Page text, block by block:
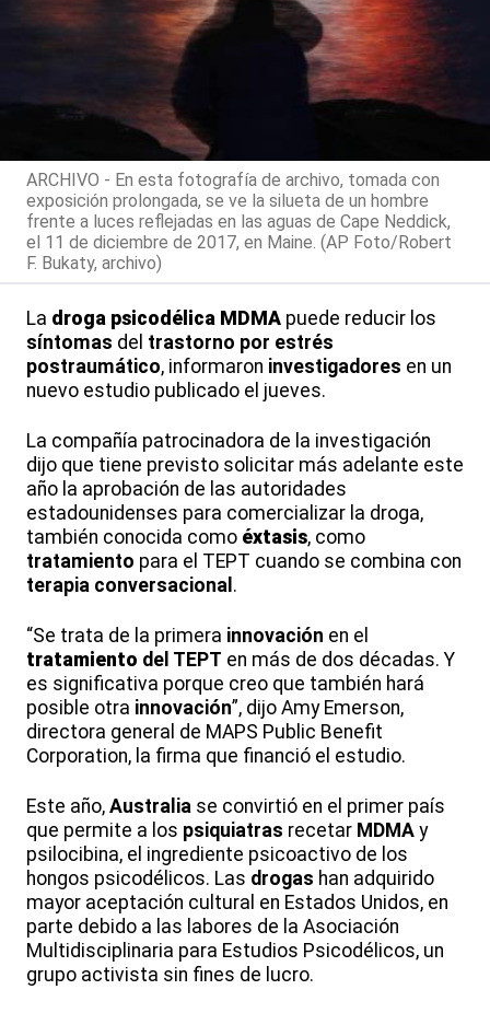
ARCHIVO - En esta fotografía de archivo, tomada con
exposición prolongada, se ve la silueta de un hombre
frente a luces reflejadas en las aguas de Cape Neddick,
el 11 de diciembre de 2017, en Maine. (AP Foto/Robert
F. Bukaty, archivo)
La droga psicodélica MDMA puede reducir los
síntomas del trastorno por estrés
postraumático, informaron investigadores en un
nuevo estudio publicado el jueves.
La compañía patrocinadora de la investigación
dijo que tiene previsto solicitar más adelante este
año la aprobación de las autoridades
estadounidenses para comercializar la droga,
también conocida como éxtasis, como
tratamiento para el TEPT cuando se combina con
terapia conversacional .
“Se trata de la primera innovación en el
tratamiento del TEPT en más de dos décadas. Y
es significativa porque creo que también hará
posible otra innovación”, dijo Amy Emerson,
directora general de MAPS Public Benefit
Corporation, la firma que financió el estudio.
Este año, Australia se convirtió en el primer país
que permite a los psiquiatras recetar MDMA y
psilocibina, el ingrediente psicoactivo de los
hongos psicodélicos. Las drogas han adquirido
mayor aceptación cultural en Estados Unidos, en
parte debido a las labores de la Asociación
Multidisciplinaria para Estudios Psicodélicos, un
grupo activista sin fines de lucro.